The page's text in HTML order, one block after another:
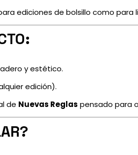
ediciones de bolsillo como para
y estético.
edición).
de Nuevas Reglas pensado para